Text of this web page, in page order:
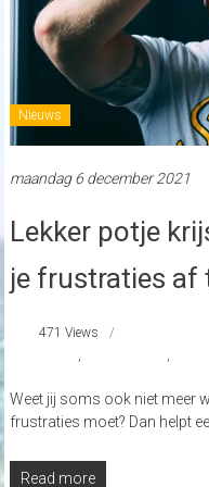
Nieuws
maandag 6 december 2021
Lekker potje
je frustraties af
471 Views
, ,
Weet jij soms ook niet meer
frustraties moet? Dan helpt
Read more